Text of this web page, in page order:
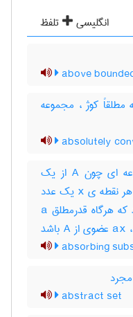
انگلیسی
تلفظ
above
کوژ ، مجموعه
absolutely
زیرمجموعه ی جاذب زیرمجموعه ای چون A از یک
فضای برداری به طوری که به ازای هر نقطه ی x یک عدد
b بزرگتر از صفر وجود داشته باشد که هرگاه قدرمطلق a
absorbing
abstract set